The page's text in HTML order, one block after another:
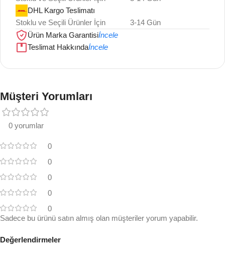
DHL Kargo Teslimatı
Stoklu ve Seçili Ürünler İçin
3-14 Gün
Ürün Marka Garantisiİncele
Teslimat Hakkındaİncele
Müşteri Yorumları
0 yorumlar
0
0
0
0
0
Değerlendirmeler
Sadece bu ürünü satın almış olan müşteriler yorum yapabilir.